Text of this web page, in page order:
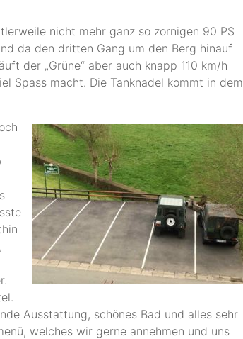
nicht mehr ganz so zornigen 90 PS
da den dritten Gang um den Berg hinauf
der „Grüne“ aber auch knapp 110 km/h
Spass macht. Die Tanknadel kommt in dem
Ausstattung, schönes Bad und alles sehr
welches wir gerne annehmen und uns